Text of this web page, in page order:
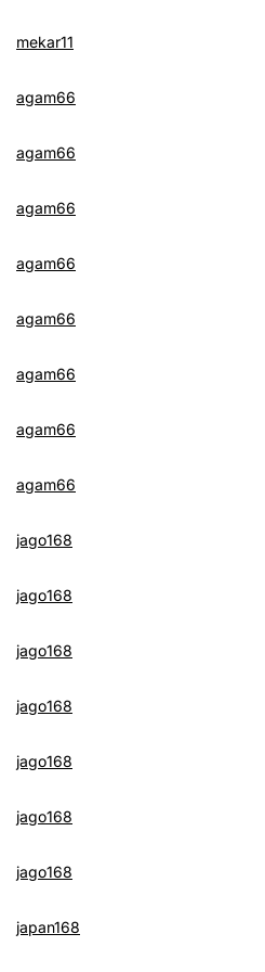
mekar11
agam66
agam66
agam66
agam66
agam66
agam66
agam66
agam66
jago168
jago168
jago168
jago168
jago168
jago168
jago168
japan168